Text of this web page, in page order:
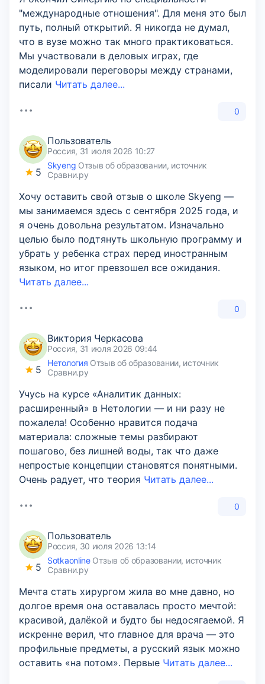
"международные отношения". Для меня это был
путь, полный открытий. Я никогда не думал,
что в вузе можно так много практиковаться.
Мы участвовали в деловых играх, где
моделировали переговоры между странами,
писали Читать далее...
0
5
Пользователь
Россия, 31 июля 2026 10:27
Skyeng Отзыв об образовании, источник
Сравни.ру
Хочу оставить свой отзыв о школе Skyeng —
мы занимаемся здесь с сентября 2025 года, и
я очень довольна результатом. Изначально
целью было подтянуть школьную программу и
убрать у ребенка страх перед иностранным
языком, но итог превзошел все ожидания.
Читать далее...
0
5
Виктория Черкасова
Россия, 31 июля 2026 09:44
Нетология Отзыв об образовании, источник
Сравни.ру
Учусь на курсе «Аналитик данных:
расширенный» в Нетологии — и ни разу не
пожалела! Особенно нравится подача
материала: сложные темы разбирают
пошагово, без лишней воды, так что даже
непростые концепции становятся понятными.
Очень радует, что теория Читать далее...
0
5
Пользователь
Россия, 30 июля 2026 13:14
SotkaonlineОтзыв об образовании, источник
Сравни.ру
Мечта стать хирургом жила во мне давно, но
долгое время она оставалась просто мечтой:
красивой, далёкой и будто бы недосягаемой. Я
искренне верил, что главное для врача — это
профильные предметы, а русский язык можно
оставить «на потом». Первые Читать далее...